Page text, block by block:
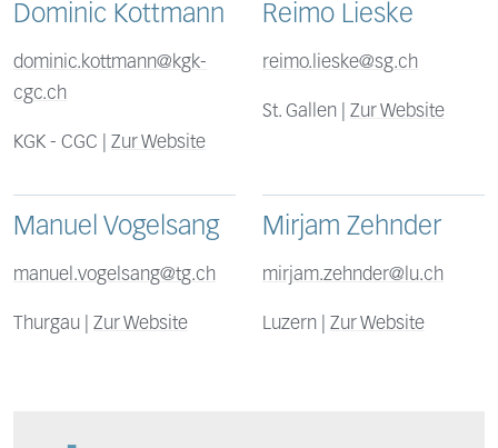
Dominic Kottmann
dominic.kottmann@kgk-
cgc.ch
KGK - CGC | Zur Website
Reimo Lieske
reimo.lieske@sg.ch
St. Gallen | Zur Website
Manuel Vogelsang
manuel.vogelsang@tg.ch
Thurgau | Zur Website
Mirjam Zehnder
mirjam.zehnder@lu.ch
Luzern | Zur Website